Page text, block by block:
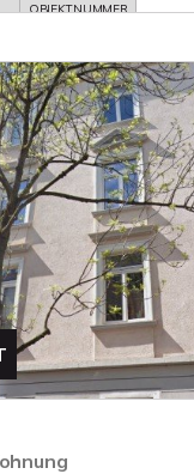
OBJEKTNUMMER